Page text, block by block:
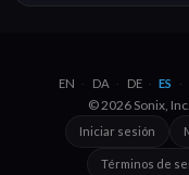
EN · DA · DE · ES ·
© 2026 Sonix,
Iniciar sesión
Términos de